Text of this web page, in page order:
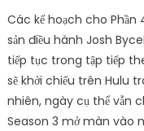
Các kế hoạch cho
sản điều hành Josh
tiếp tục trong tập tiếp
sẽ khởi chiếu trên Hulu
nhiên, ngày cụ thể vẫn
Season 3 mở màn vào